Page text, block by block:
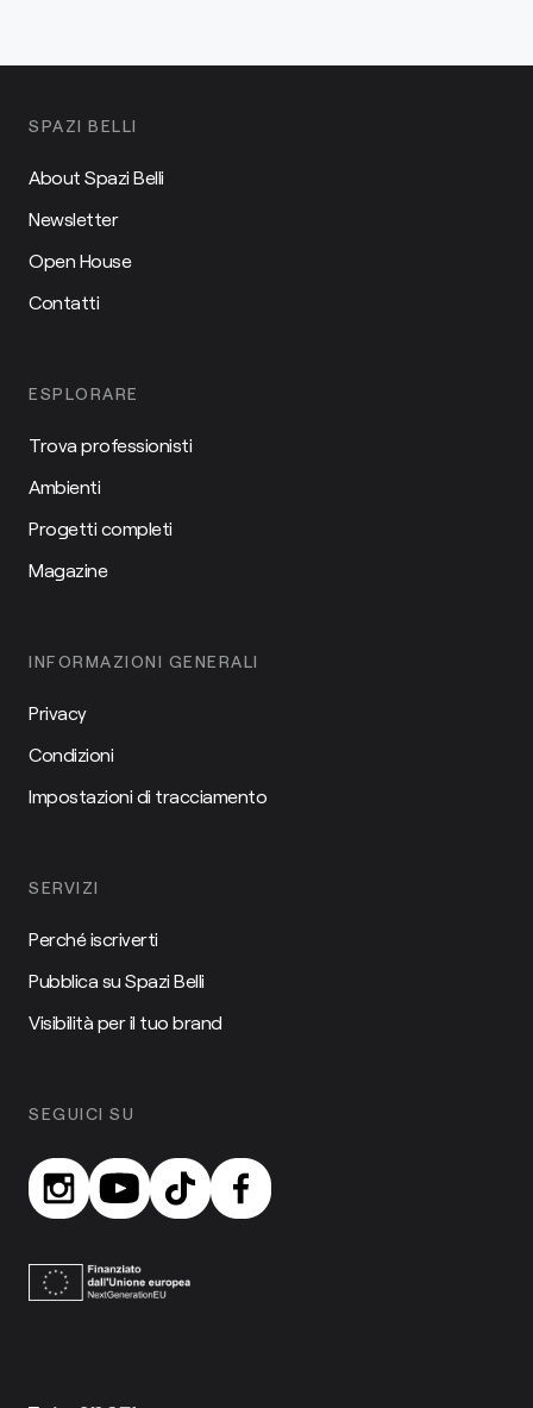
SPAZI BELLI
About Spazi Belli
Newsletter
Open House
Contatti
ESPLORARE
Trova professionisti
Ambienti
Progetti completi
Magazine
INFORMAZIONI GENERALI
Privacy
Condizioni
Impostazioni di tracciamento
SERVIZI
Perché iscriverti
Pubblica su Spazi Belli
Visibilità per il tuo brand
SEGUICI SU